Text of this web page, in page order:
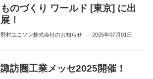
ものづくり ワールド [東京] に出
展！
野村ユニソン株式会社のお知らせ 2025年07月01日
諏訪圏工業メッセ2025開催！